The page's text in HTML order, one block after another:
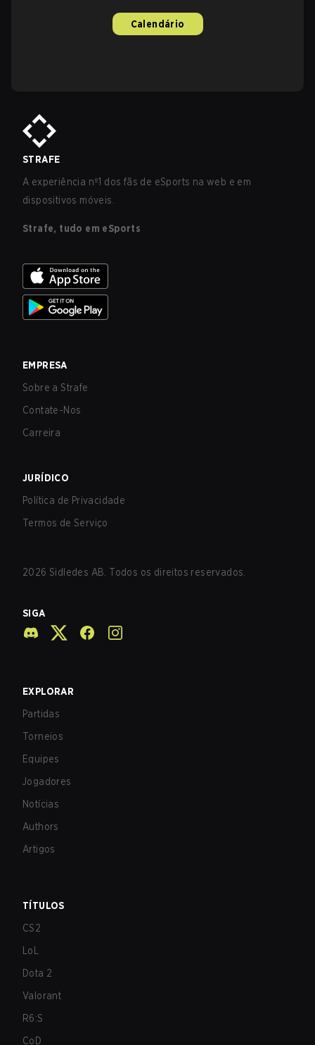
Calendário
STRAFE
A experiência nº1 dos fãs de eSports na web e em
dispositivos móveis.
Strafe, tudo em eSports
EMPRESA
Sobre a Strafe
Contate-Nos
Carreira
JURÍDICO
Política de Privacidade
Termos de Serviço
2026 Sidledes AB. Todos os direitos reservados.
SIGA
EXPLORAR
Partidas
Torneios
Equipes
Jogadores
Notícias
Authors
Artigos
TÍTULOS
CS2
LoL
Dota 2
Valorant
R6:S
CoD